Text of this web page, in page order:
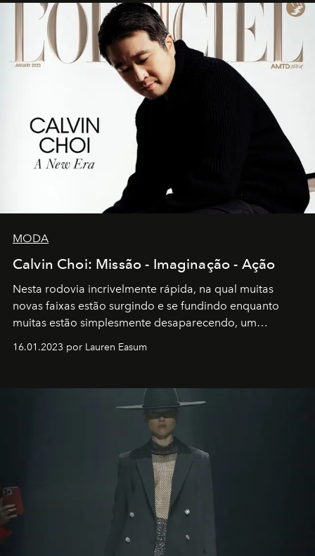
MODA
Calvin Choi: Missão - Imaginação - Ação
Nesta rodovia incrivelmente rápida, na qual muitas
novas faixas estão surgindo e se fundindo enquanto
muitas estão simplesmente desaparecendo, um
transportador AMTD abrindo caminho para muitos
por propósitos, com um claro senso de missão na vida e
16.01.2023 por Lauren Easum